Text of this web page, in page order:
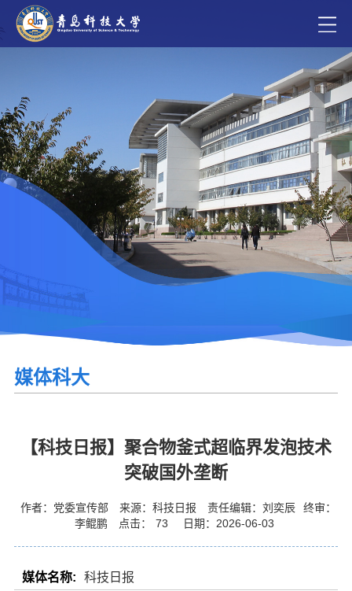
媒体科大
【科技日报】聚合物釜式超临界发泡技术
突破国外垄断
作者：党委宣传部 来源：科技日报 责任编辑：刘奕辰
终审：
李鲲鹏
点击： 73 日期：2026-06-03
媒体名称: 科技日报